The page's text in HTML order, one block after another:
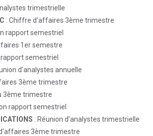
trimestrielle
: Chiffre d'affaires 3ème trimestre
rapport semestriel
1er semestre
semestriel
d'analystes annuelle
3ème trimestre
3ème trimestre
rapport semestriel
: Réunion d'analystes trimestrielle
3ème trimestre